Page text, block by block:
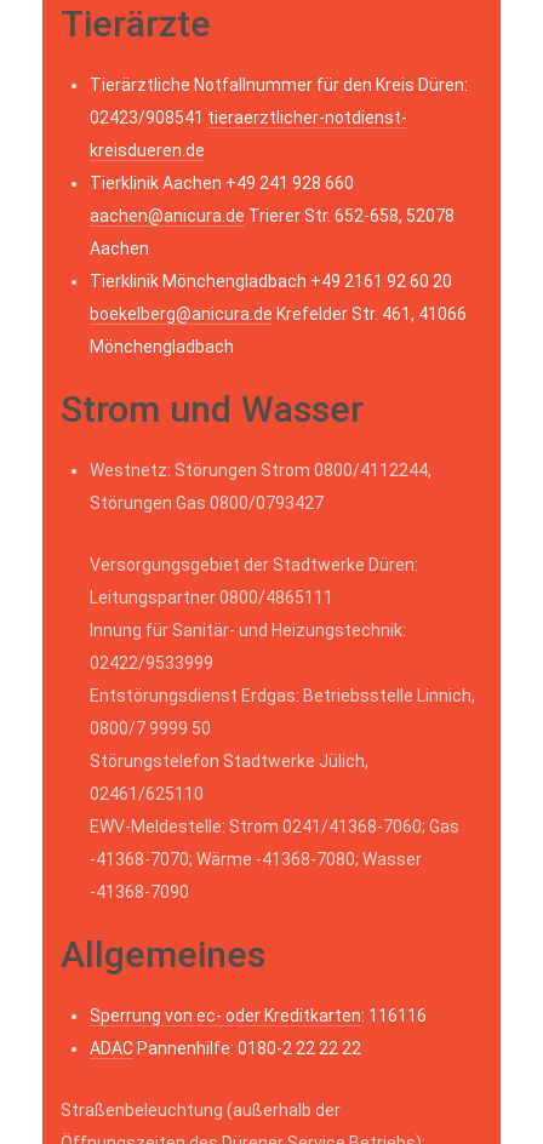
Tierärzte
Tierärztliche Notfallnummer für den Kreis Düren:
02423/908541 tieraerztlicher-notdienst-
kreisdueren.de
Tierklinik Aachen +49 241 928 660
aachen@anicura.de Trierer Str. 652-658, 52078
Aachen
Tierklinik Mönchengladbach +49 2161 92 60 20
boekelberg@anicura.de Krefelder Str. 461, 41066
Mönchengladbach
Strom und Wasser
Westnetz: Störungen Strom 0800/4112244,
Störungen Gas 0800/0793427
Versorgungsgebiet der Stadtwerke Düren:
Leitungspartner 0800/4865111
Innung für Sanitär- und Heizungstechnik:
02422/9533999
Entstörungsdienst Erdgas: Betriebsstelle Linnich,
0800/7 9999 50
Störungstelefon Stadtwerke Jülich,
02461/625110
EWV-Meldestelle: Strom 0241/41368-7060; Gas
-41368-7070; Wärme -41368-7080; Wasser
-41368-7090
Allgemeines
Sperrung von ec- oder Kreditkarten: 116116
ADACPannenhilfe: 0180-2 22 22 22
Straßenbeleuchtung (außerhalb der